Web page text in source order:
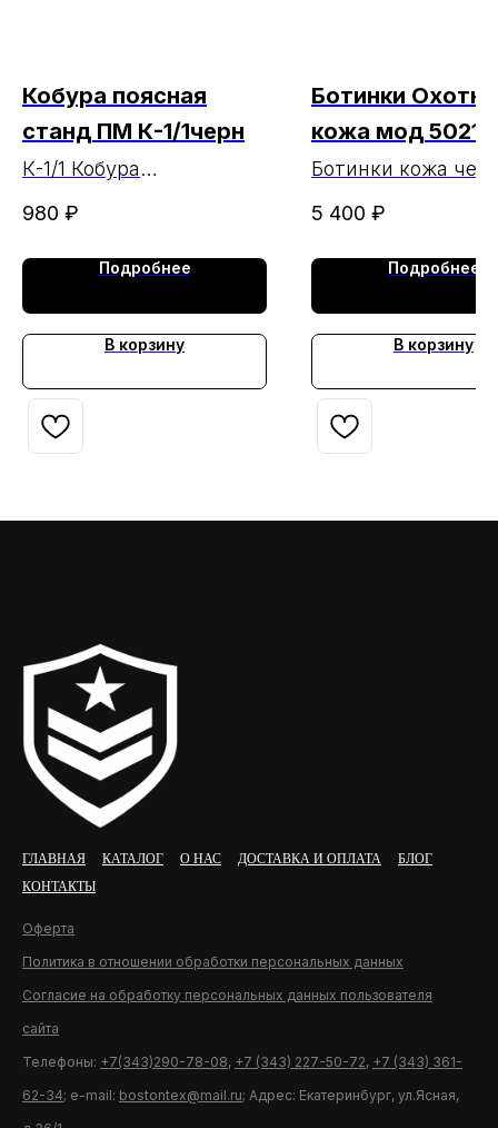
Кобура поясная
станд ПМ К-1/1черн
К-1/1 Кобура
стандартная под ПМ
980 ₽
Подробнее
В корзину
Ботинки
кожа мод 5021
Бутекс
Ботинки кожа
"Охотник"
5 400 ₽
Подробнее
В корзину
ГЛАВНАЯ КАТАЛОГ О НАС ДОСТАВКА И ОПЛАТА
БЛОГ
КОНТАКТЫ
Оферта
Политика в отношении обработки персональных данных
Согласие на обработку персональных данных пользователя
сайта
Телефоны: +7(343)290-78-08, +7 (343) 227-50-72, +7 (343) 361-
62-34; e-mail: bostontex@mail.ru; Адрес: Екатеринбург, ул.Ясная,